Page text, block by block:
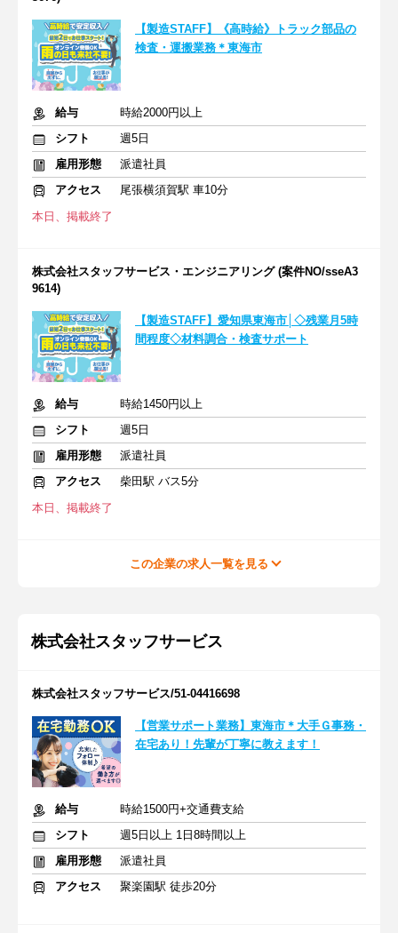
【製造STAFF】《高時給》トラック部品の
検査・運搬業務＊東海市
給与
時給2000円以上
シフト
週5日
雇用形態
派遣社員
アクセス
尾張横須賀駅 車10分
本日、掲載終了
株式会社スタッフサービス・エンジニアリング (案件NO/sseA3
9614)
【製造STAFF】愛知県東海市│◇残業月5時
間程度◇材料調合・検査サポート
給与
時給1450円以上
シフト
週5日
雇用形態
派遣社員
アクセス
柴田駅 バス5分
本日、掲載終了
この企業の求人一覧を見る
株式会社スタッフサービス
株式会社スタッフサービス/51-04416698
【営業サポート業務】東海市＊大手Ｇ事務・
在宅あり！先輩が丁寧に教えます！
給与
時給1500円+交通費支給
シフト
週5日以上 1日8時間以上
雇用形態
派遣社員
アクセス
聚楽園駅 徒歩20分